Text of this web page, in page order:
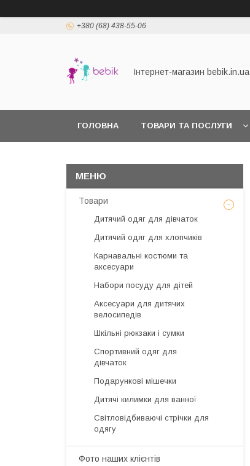
+380 (68) 438-55-06
Інтернет-магазин bebik.in.ua
ГОЛОВНА ТОВАРИ ТА ПОСЛУГИ
Товари
Дитячий одяг для дівчаток
Дитячий одяг для хлопчиків
Карнавальні костюми та
аксесуари
Набори посуду для дітей
Аксесуари для дитячих
велосипедів
Шкільні рюкзаки і сумки
Спортивний одяг для
дівчаток
Подарункові мішечки
Дитячі килимки для ванної
Світловідбиваючі стрічки для
одягу
Фото наших клієнтів